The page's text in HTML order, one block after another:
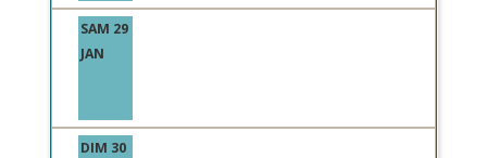
SAM 29
JAN
DIM 30